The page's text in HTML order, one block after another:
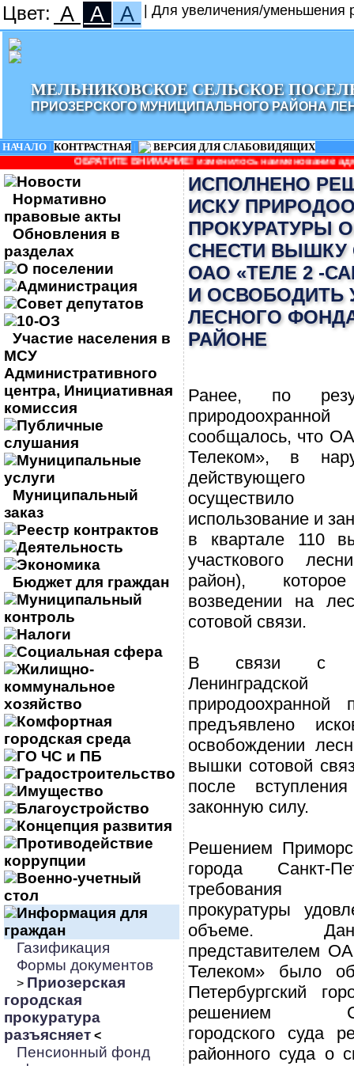
Цвет: A A A | Для увеличения/
МЕЛЬНИКОВСКОЕ СЕЛЬСКОЕ
ПРИОЗЕРСКОГО МУНИЦИПАЛЬНОГО РАЙОНА
НАЧАЛО | КОНТРАСТНАЯ |
ВЕРСИЯ ДЛЯ СЛАБОВИДЯЩИХ
ВНИМАНИЕ! изменилось наименование администрации:
Новости
Нормативно
правовые акты
Обновления в
разделах
О поселении
Администрация
Совет депутатов
10-ОЗ
Участие населения в
МСУ
Административного
центра, Инициативная
комиссия
Публичные
слушания
Муниципальные
услуги
Муниципальный
заказ
Реестр контрактов
Деятельность
Экономика
Бюджет для граждан
Муниципальный
контроль
Налоги
Социальная сфера
Жилищно-
коммунальное
хозяйство
Комфортная
городская среда
ГО ЧС и ПБ
Градостроительство
Имущество
Благоустройство
Концепция развития
Противодействие
коррупции
Военно-учетный
стол
Информация для
граждан
Газификация
Формы документов
> Приозерская
городская
прокуратура
разъясняет <
Пенсионный фонд
ИСПОЛНЕНО
ИСКУ
ПРОКУРАТУРЫ
СНЕСТИ ВЫШКУ
ОАО «ТЕЛЕ 2 -
И ОСВОБОДИТЬ
ЛЕСНОГО
РАЙОНЕ
Ранее, по
сообщалось, что
Телеком», в
действующего
использование и
в квартале 110
участкового
район),
возведении на
сотовой связи.
В связи с
природоохранной
предъявлено
освобождении
вышки сотовой
после
законную силу.
Решением
города Санкт-
требования
прокуратуры
объеме.
представителем
Телеком» было
Петербургский
решением
городского суда
районного суда о